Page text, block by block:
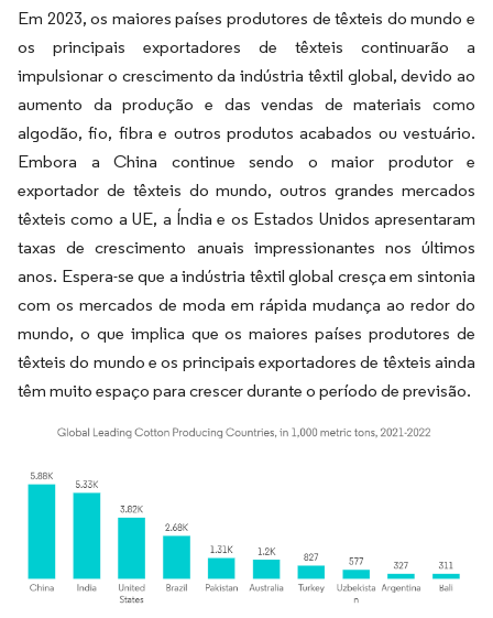
Em 2023, os maiores países produtores de têxteis do mundo e
os principais exportadores de têxteis continuarão a
impulsionar o crescimento da indústria têxtil global, devido ao
aumento da produção e das vendas de materiais como
algodão, fio, fibra e outros produtos acabados ou vestuário.
Embora a China continue sendo o maior produtor e
exportador de têxteis do mundo, outros grandes mercados
têxteis como a UE, a Índia e os Estados Unidos apresentaram
taxas de crescimento anuais impressionantes nos últimos
anos. Espera-se que a indústria têxtil global cresça em sintonia
com os mercados de moda em rápida mudança ao redor do
mundo, o que implica que os maiores países produtores de
têxteis do mundo e os principais exportadores de têxteis ainda
têm muito espaço para crescer durante o período de previsão.